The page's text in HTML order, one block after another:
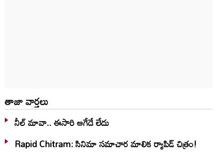
తాజా వార్తలు
నీల్ మావా.. ఈసారి ఆగేదే లేదు
Rapid Chitram: సినిమా సమాచార మాలిక ర్యాపిడ్ చిత్రం!